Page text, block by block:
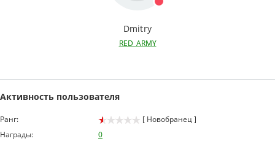
Dmitry
RED_ARMY
Активность пользователя
Ранг:
[ Новобранец ]
Награды:
0